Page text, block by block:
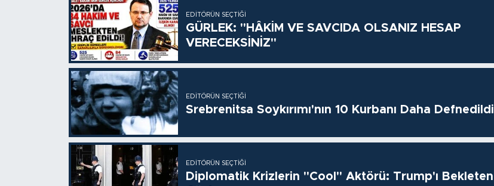
EDITÖRÜN SEÇTIĞI
GÜRLEK: "HÂKİM VE SAVCIDA OLSANIZ HESAP
VERECEKSİNİZ"
EDITÖRÜN SEÇTIĞI
Srebrenitsa Soykırımı'nın 10 Kurbanı Daha Defnedildi
EDITÖRÜN SEÇTIĞI
Diplomatik Krizlerin "Cool" Aktörü: Trump'ı Bekleten